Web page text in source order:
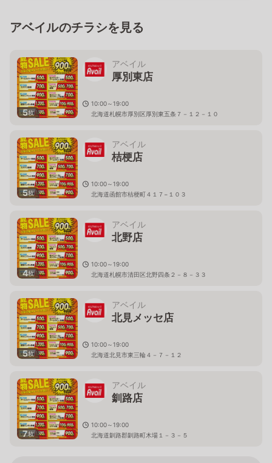
アベイルのチラシを見る
5枚
アベイル
厚別東店
10:00～19:00
北海道札幌市厚別区厚別東五条７－１２－１０
5枚
アベイル
桔梗店
10:00～19:00
北海道函館市桔梗町４１７−１０３
4枚
アベイル
北野店
10:00～19:00
北海道札幌市清田区北野四条２－８－３３
5枚
アベイル
北見メッセ店
10:00～19:00
北海道北見市東三輪４－７－１２
7枚
アベイル
釧路店
10:00～19:00
北海道釧路郡釧路町木場１－３－５